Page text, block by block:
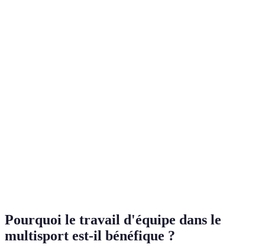
Pourquoi le travail d'équipe dans le
multisport est-il bénéfique ?